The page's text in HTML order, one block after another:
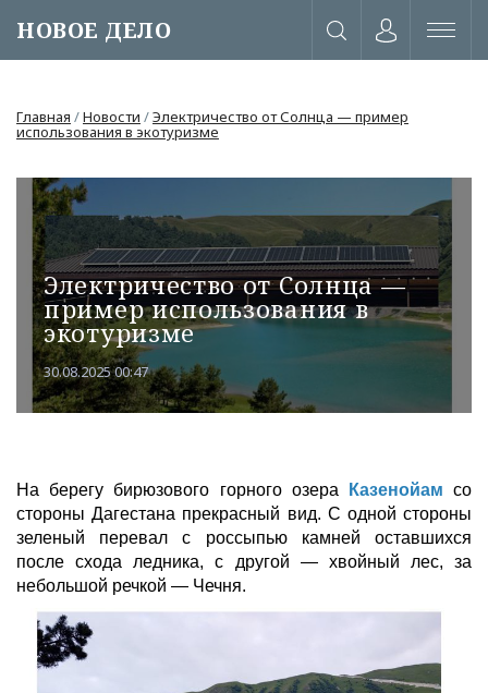
НОВОЕ ДЕЛО
Главная /Новости /Электричество от Солнца — пример
использования в экотуризме
Электричество от Солнца —
пример использования в
экотуризме
30.08.2025 00:47
На берегу бирюзового горного озера Казенойам со
стороны Дагестана прекрасный вид. С одной стороны
зеленый перевал с россыпью камней оставшихся
после схода ледника, с другой — хвойный лес, за
небольшой речкой — Чечня.